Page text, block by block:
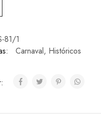
81/1
Carnaval, Históricos